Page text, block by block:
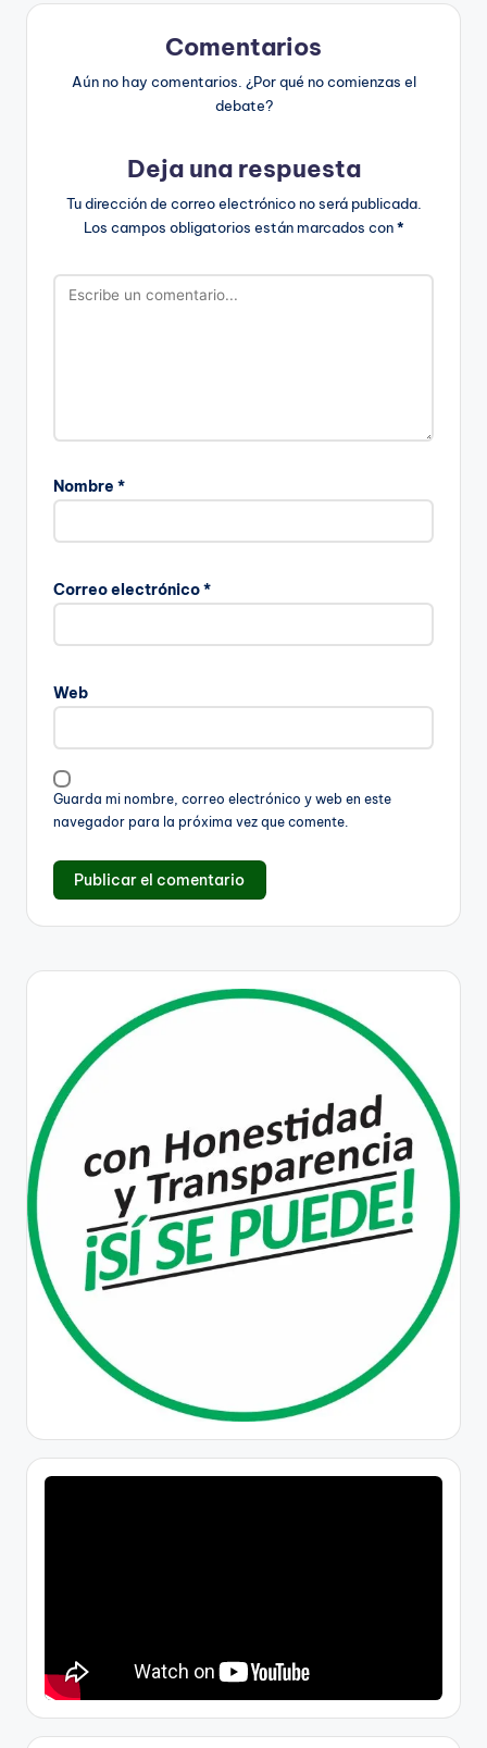
Comentarios
Aún no hay comentarios. ¿Por qué no comienzas el
debate?
Deja una respuesta
Tu dirección de correo electrónico no será publicada.
Los campos obligatorios están marcados con*
Nombre *
Correo electrónico*
Web
Guarda mi nombre, correo electrónico y web en este
navegador para la próxima vez que comente.